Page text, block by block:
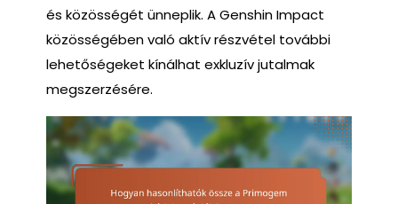
és közösségét ünneplik. A Genshin Impact
közösségében való aktív részvétel további
lehetőségeket kínálhat exkluzív jutalmak
megszerzésére.